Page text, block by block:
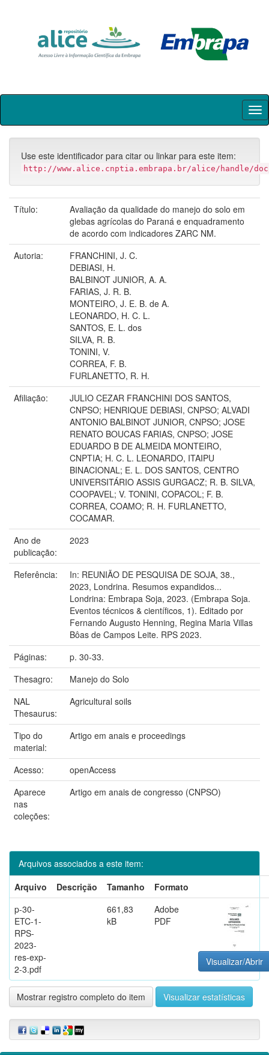
Skip
Use este identificador para citar ou linkar para este item:
http://www.alice.cnptia.embrapa.br/alice/handle/doc/
Título:
Avaliação da qualidade do manejo do solo em
glebas agrícolas do Paraná e enquadramento
de acordo com indicadores ZARC NM.
Autoria:
FRANCHINI, J. C.
DEBIASI, H.
BALBINOT JUNIOR, A. A.
FARIAS, J. R. B.
MONTEIRO, J. E. B. de A.
LEONARDO, H. C. L.
SANTOS, E. L. dos
SILVA, R. B.
TONINI, V.
CORREA, F. B.
FURLANETTO, R. H.
Afiliação:
JULIO CEZAR FRANCHINI DOS SANTOS,
CNPSO; HENRIQUE DEBIASI, CNPSO; ALVADI
ANTONIO BALBINOT JUNIOR, CNPSO; JOSE
RENATO BOUCAS FARIAS, CNPSO; JOSE
EDUARDO B DE ALMEIDA MONTEIRO,
CNPTIA; H. C. L. LEONARDO, ITAIPU
BINACIONAL; E. L. DOS SANTOS, CENTRO
UNIVERSITÁRIO ASSIS GURGACZ; R. B. SILVA,
COOPAVEL; V. TONINI, COPACOL; F. B.
CORREA, COAMO; R. H. FURLANETTO,
COCAMAR.
Ano de
publicação:
2023
Referência:
In: REUNIÃO DE PESQUISA DE SOJA, 38.,
2023, Londrina. Resumos expandidos...
Londrina: Embrapa Soja, 2023. (Embrapa Soja.
Eventos técnicos & científicos, 1). Editado por
Fernando Augusto Henning, Regina Maria Villas
Bôas de Campos Leite. RPS 2023.
Páginas:
p. 30-33.
Thesagro:
Manejo do Solo
NAL
Thesaurus:
Agricultural soils
Tipo do
material:
Artigo em anais e proceedings
Acesso:
openAccess
Aparece
nas
coleções:
Artigo em anais de congresso (CNPSO)
Arquivos associados a este item:
Arquivo
Descrição Tamanho
Formato
p-30-
ETC-1-
RPS-
2023-
res-exp-
2-3.pdf
661,83
kB
Adobe
PDF
Visualizar/Abrir
Mostrar registro completo do item Visualizar estatísticas